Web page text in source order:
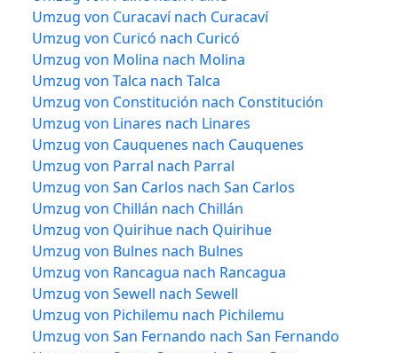
Umzug von Curacaví nach Curacaví
Umzug von Curicó nach Curicó
Umzug von Molina nach Molina
Umzug von Talca nach Talca
Umzug von Constitución nach Constitución
Umzug von Linares nach Linares
Umzug von Cauquenes nach Cauquenes
Umzug von Parral nach Parral
Umzug von San Carlos nach San Carlos
Umzug von Chillán nach Chillán
Umzug von Quirihue nach Quirihue
Umzug von Bulnes nach Bulnes
Umzug von Rancagua nach Rancagua
Umzug von Sewell nach Sewell
Umzug von Pichilemu nach Pichilemu
Umzug von San Fernando nach San Fernando